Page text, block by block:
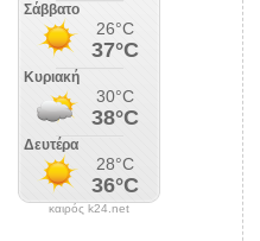
καιρός k24.net